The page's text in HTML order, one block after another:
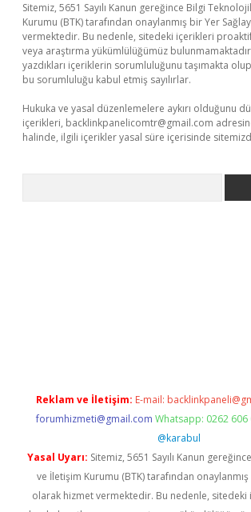
Sitemiz, 5651 Sayılı Kanun gereğince Bilgi
Kurumu (BTK) tarafından onaylanmış bir Yer
vermektedir. Bu nedenle, sitedeki içerikleri
veya araştırma yükümlülüğümüz
yazdıkları içeriklerin sorumluluğunu taşımakta
bu sorumluluğu kabul etmiş sayılırlar.
Hukuka ve yasal düzenlemelere aykırı olduğunu
içerikleri, backlinkpanelicomtr@gmail.com
halinde, ilgili içerikler yasal süre içerisinde
Reklam ve İletişim: E-mail:
forumhizmeti@gmail.com Whatsapp: 0262 606
@karabul
Yasal Uyarı: Sitemiz, 5651 Sayılı Kanun
ve İletişim Kurumu (BTK) tarafından onaylanmış
olarak hizmet vermektedir. Bu nedenle,